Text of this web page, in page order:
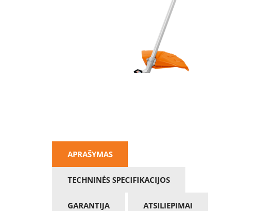
APRAŠYMAS
TECHNINĖS SPECIFIKACIJOS
GARANTIJA ATSILIEPIMAI